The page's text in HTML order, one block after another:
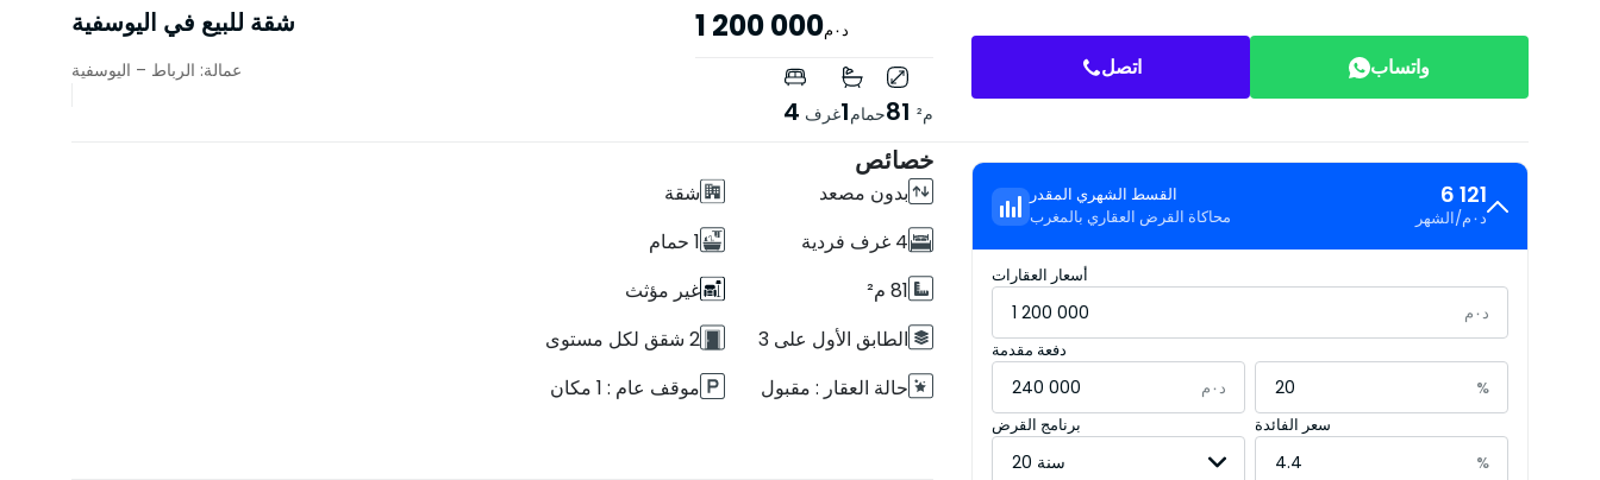
شقة للبيع في اليوسفية 1 200 000 د٠م
عمالة: الرباط – اليوسفية
4 غرف1حمام81 م²
اتصل واتساب
خصائص
بدون مصعد
شقة
4 غرف فردية
1 حمام
81 م²
غير مؤثث
الطابق الأول على 3
2 شقق لكل مستوى
حالة العقار : مقبول
موقف عام : 1 مكان
القسط الشهري المقدر
محاكاة القرض العقاري بالمغرب
6 121
د٠م /الشهر
أسعار العقارات
د٠م
دفعة مقدمة
د٠م
%
برنامج القرض
سعر الفائدة
%